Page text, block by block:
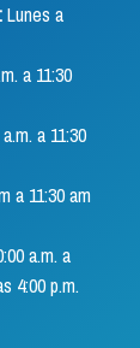
Lunes a
a 11:30
a 11:30
a 11:30 am
a.m. a
4:00 p.m.